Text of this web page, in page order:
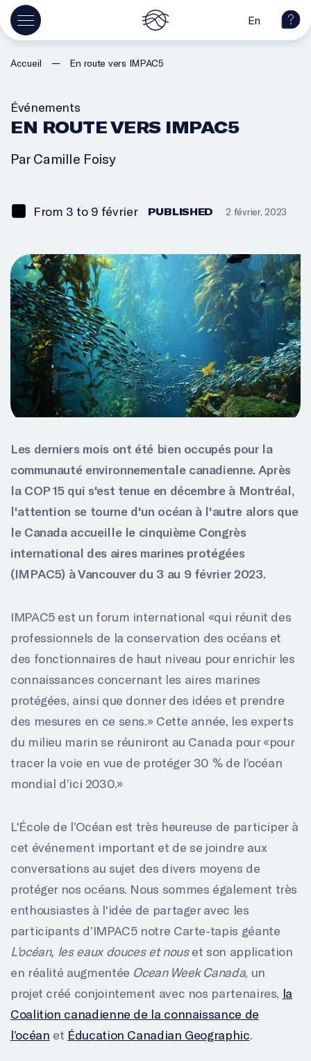
En
Accueil — En route vers IMPAC5
Événements
EN ROUTE VERS IMPAC5
Par Camille Foisy
From 3 to 9 février PUBLISHED 2 février, 2023
Les derniers mois ont été bien occupés pour la
communauté environnementale canadienne. Après
la COP 15 qui s'est tenue en décembre à Montréal,
l'attention se tourne d'un océan à l'autre alors que
le Canada accueille le cinquième Congrès
international des aires marines protégées
(IMPAC5) à Vancouver du 3 au 9 février 2023.
IMPAC5 est un forum international «qui réunit des
professionnels de la conservation des océans et
des fonctionnaires de haut niveau pour enrichir les
connaissances concernant les aires marines
protégées, ainsi que donner des idées et prendre
des mesures en ce sens.» Cette année, les experts
du milieu marin se réuniront au Canada pour «pour
tracer la voie en vue de protéger 30 % de l’océan
mondial d’ici 2030.»
L'École de l’Océan est très heureuse de participer à
cet événement important et de se joindre aux
conversations au sujet des divers moyens de
protéger nos océans. Nous sommes également très
enthousiastes à l'idée de partager avec les
participants d’IMPAC5 notre Carte-tapis géante
L'océan, les eaux douces et nouset son application
en réalité augmentée Ocean Week Canada, un
projet créé conjointement avec nos partenaires, la
Coalition canadienne de la connaissance de
l’océan et Éducation Canadian Geographic.